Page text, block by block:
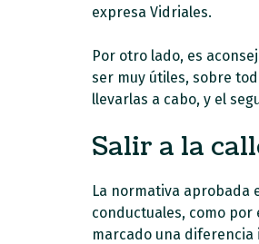
expresa Vidriales.
Por otro lado, es
ser muy útiles, sobre
llevarlas a cabo, y el
Salir a la
La normativa aprobada
conductuales, como
marcado una diferencia